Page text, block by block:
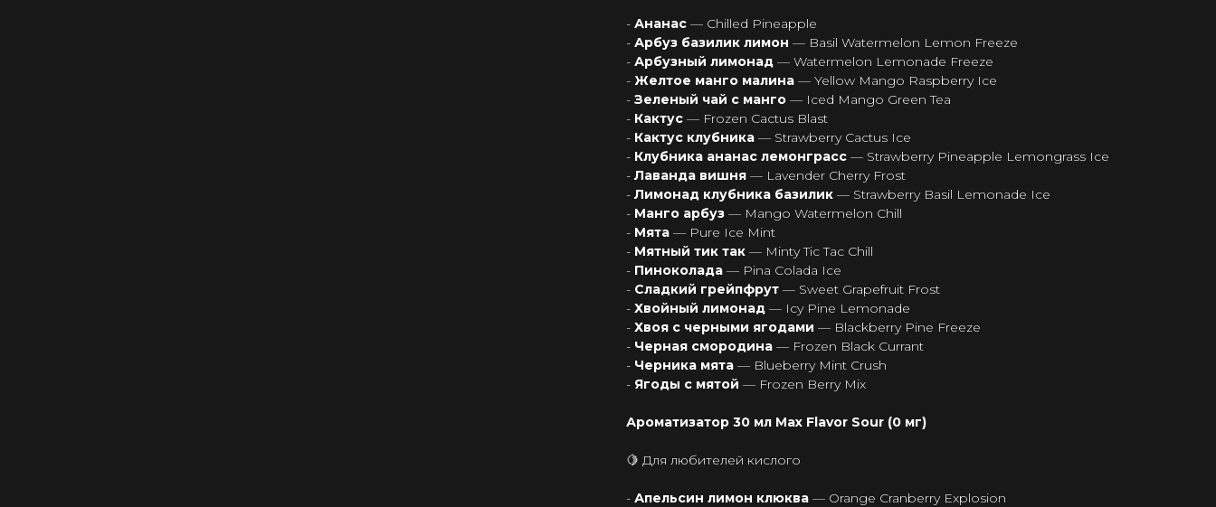
- Ананас — Chilled Pineapple
- Арбуз базилик лимон — Basil Watermelon Lemon Freeze
- Арбузный лимонад — Watermelon Lemonade Freeze
- Желтое манго малина — Yellow Mango Raspberry Ice
- Зеленый чай с манго — Iced Mango Green Tea
- Кактус — Frozen Cactus Blast
- Кактус клубника — Strawberry Cactus Ice
- Клубника ананас лемонграсс — Strawberry Pineapple Lemongrass Ice
- Лаванда вишня — Lavender Cherry Frost
- Лимонад клубника базилик — Strawberry Basil Lemonade Ice
- Манго арбуз — Mango Watermelon Chill
- Мята — Pure Ice Mint
- Мятный тик так — Minty Tic Tac Chill
- Пиноколада — Pina Colada Ice
- Сладкий грейпфрут — Sweet Grapefruit Frost
- Хвойный лимонад — Icy Pine Lemonade
- Хвоя с черными ягодами — Blackberry Pine Freeze
- Черная смородина — Frozen Black Currant
- Черника мята — Blueberry Mint Crush
- Ягоды с мятой — Frozen Berry Mix
Ароматизатор 30 мл Max Flavor Sour (0 мг)
🍋 Для любителей кислого
- Апельсин лимон клюква — Orange Cranberry Explosion